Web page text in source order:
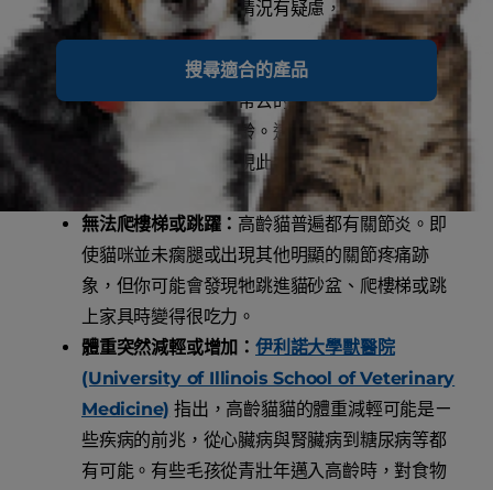
搜尋適合的產品
你對貓咪的整體健康情況有疑慮，請詢問獸醫師
的意見。
如果貓咪突然沒辦法做牠平日常做的
事，或無法找到平日常去的地方 (例如貓床)，可
能表示牠已經邁入高齡。這可能是失智的前兆，
因此如果你發現牠出現此類行為，應詢問獸醫師
的意見。
無法爬樓梯或跳躍： 高齡貓普遍都有關節炎。即
使貓咪並未瘸腿或出現其他明顯的關節疼痛跡
象，但你可能會發現牠跳進貓砂盆、爬樓梯或跳
上家具時變得很吃力。
體重突然減輕或增加： 伊利諾大學獸醫院
(University of Illinois School of Veterinary
Medicine) 指出，高齡貓貓的體重減輕可能是ㄧ
些疾病的前兆，從心臟病與腎臟病到糖尿病等都
有可能。有些毛孩從青壯年邁入高齡時，對食物